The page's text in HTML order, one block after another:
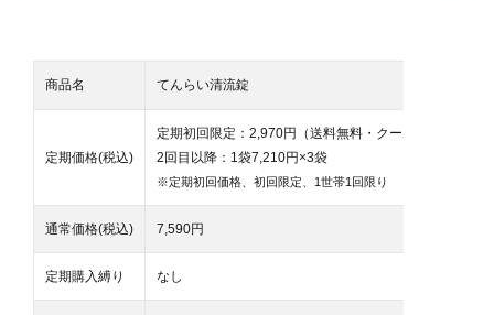
商品名 てんらい清流錠
定期価格(税込)
定期初回限定：2,970円（送料無料・クーポン利用）
2回目以降：1袋7,210円×3袋
※定期初回価格、初回限定、1世帯1回限り
通常価格(税込) 7,590円
定期購入縛り なし